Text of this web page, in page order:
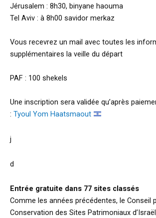
Jérusalem : 8h30, binyane haouma
Tel Aviv : à 8h00 savidor merkaz
Vous recevrez un mail avec toutes les
supplémentaires la veille du départ
PAF : 100 shekels
Une inscription sera validée qu’après
: Tyoul Yom Haatsmaout
j
d
Entrée gratuite dans 77 sites classés
Comme les années précédentes, le Conseil
Conservation des Sites Patrimoniaux